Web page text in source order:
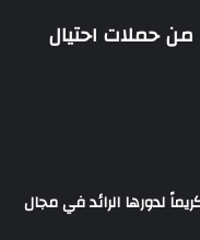
من حملات احتيال
لدورها الرائد في مجال